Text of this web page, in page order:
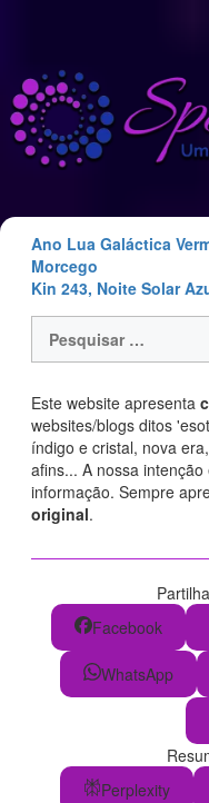
conteúdo
Ano Lua Galáctica
Morcego
Kin 243, Noite Solar
por:
Este website apresenta
websites/blogs ditos
índigo e cristal, nova
afins... A nossa intenção
informação. Sempre
original.
Facebook
WhatsApp
Perplexity